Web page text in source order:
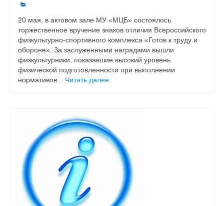
20 мая, в актовом зале МУ «МЦБ» состоялось
торжественное вручение знаков отличия Всероссийского
физкультурно-спортивного комплекса «Готов к труду и
обороне». За заслуженными наградами вышли
физкультурники, показавшие высокий уровень
физической подготовленности при выполнении
нормативов... Читать далее